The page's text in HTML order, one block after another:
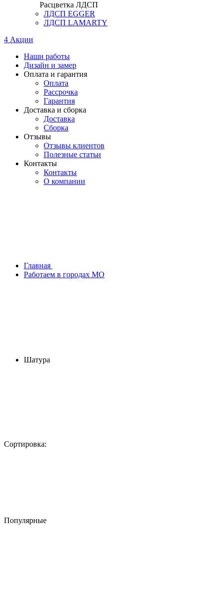
Расцветка ЛДСП
ЛДСП EGGER
ЛДСП LAMARTY
4 Акции
Наши работы
Дизайн и замер
Оплата и гарантия
Оплата
Рассрочка
Гарантия
Доставка и сборка
Доставка
Сборка
Отзывы
Отзывы клиентов
Полезные статьи
Контакты
Контакты
О компании
Главная
Работаем в городах МО
Шатура
Сортировка:
Популярные